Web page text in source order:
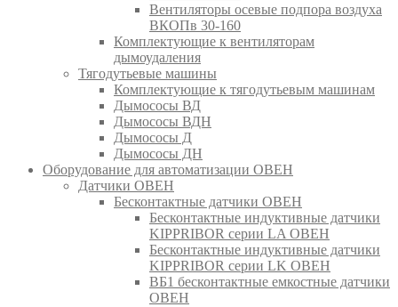
Вентиляторы осевые подпора воздуха
ВКОПв 30-160
Комплектующие к вентиляторам
дымоудаления
Тягодутьевые машины
Комплектующие к тягодутьевым машинам
Дымососы ВД
Дымососы ВДН
Дымососы Д
Дымососы ДН
Оборудование для автоматизации ОВЕН
Датчики ОВЕН
Бесконтактные датчики ОВЕН
Бесконтактные индуктивные датчики
KIPPRIBOR серии LA ОВЕН
Бесконтактные индуктивные датчики
KIPPRIBOR серии LK ОВЕН
ВБ1 бесконтактные емкостные датчики
ОВЕН